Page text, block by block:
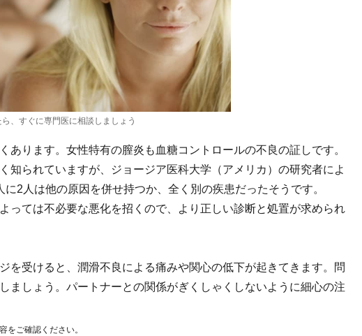
、すぐに専門医に相談しましょう
あります。女性特有の膣炎も血糖コントロールの不良の証しです。
知られていますが、ジョージア医科大学（アメリカ）の研究者によ
2人は他の原因を併せ持つか、全く別の疾患だったそうです。
っては不必要な悪化を招くので、より正しい診断と処置が求められ
を受けると、潤滑不良による痛みや関心の低下が起きてきます。問
ましょう。パートナーとの関係がぎくしゃくしないように細心の注
をご確認ください。